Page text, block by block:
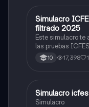
ICFES:
Simulacro
filtrado 2025
Este simulacro te
las pruebas
500/500. Y
quieras, estudiar
10 17,398
ICFES: Lectura
Simulacro icfes
Simulacro